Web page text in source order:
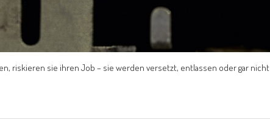
riskieren sie ihren Job – sie werden versetzt, entlassen oder gar nicht